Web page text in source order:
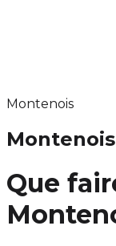
Montenois
Montenois
Que